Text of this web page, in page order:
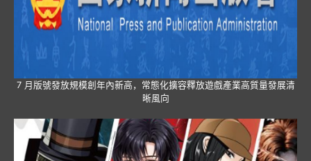
7 月版號發放規模創年內新高，常態化擴容釋放遊戲產業高質量發展清
晰風向